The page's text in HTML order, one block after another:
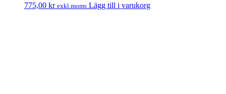
775,00 kr exkl.moms Lägg till i varukorg